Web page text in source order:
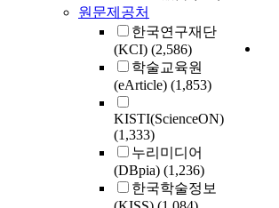
원문제공처
한국연구재단
(KCI) (2,586)
학술교육원
(eArticle) (1,853)
KISTI(ScienceON)
(1,333)
누리미디어
(DBpia) (1,236)
한국학술정보